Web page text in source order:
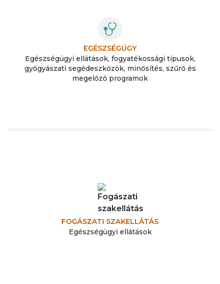
EGÉSZSÉGÜGY
Egészségügyi ellátások, fogyatékossági típusok,
gyógyászati segédeszközök, minősítés, szűrő és
megelőző programok
FOGÁSZATI SZAKELLÁTÁS
Egészségügyi ellátások